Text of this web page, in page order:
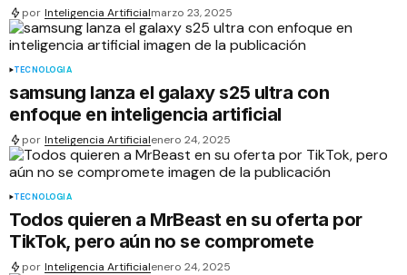
por Inteligencia Artificialmarzo 23, 2025
TECNOLOGÍA
samsung lanza el galaxy s25 ultra con
enfoque en inteligencia artificial
por Inteligencia Artificialenero 24, 2025
TECNOLOGÍA
Todos quieren a MrBeast en su oferta por
TikTok, pero aún no se compromete
por Inteligencia Artificialenero 24, 2025